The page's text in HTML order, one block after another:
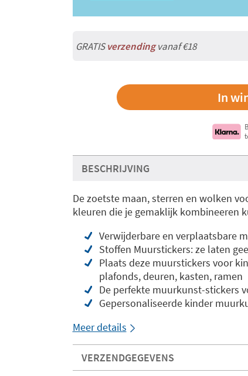
GRATISverzendingvanaf €18
BESCHRIJVING
De zoetste maan, sterren en wolken
kleuren die je gemaklijk kombineeren
Verwijderbare en verplaatsbare
Stoffen Muurstickers: ze laten
Plaats deze muurstickers voor
plafonds, deuren, kasten, ramen
De perfekte muurkunst-stickers
Gepersonaliseerde kinder
Meer details
VERZENDGEGEVENS